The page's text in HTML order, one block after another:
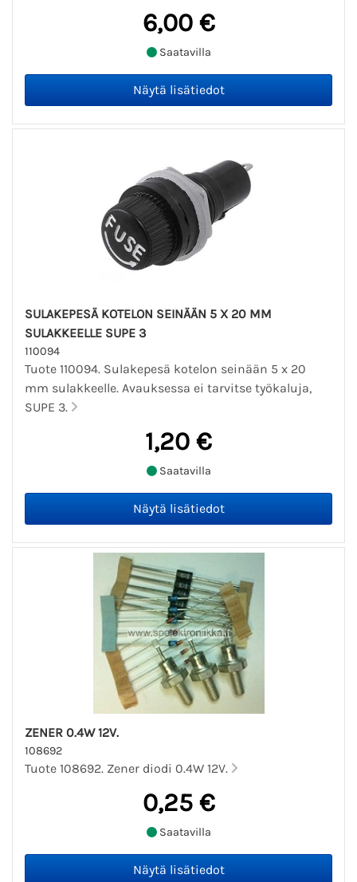
6,00 €
Saatavilla
SULAKEPESÄ KOTELON SEINÄÄN 5 X 20 MM
SULAKKEELLE SUPE 3
110094
Tuote 110094. Sulakepesä kotelon seinään 5 x 20
mm sulakkeelle. Avauksessa ei tarvitse työkaluja,
SUPE 3.
1,20 €
Saatavilla
ZENER 0.4W 12V.
108692
Tuote 108692. Zener diodi 0.4W 12V.
0,25 €
Saatavilla